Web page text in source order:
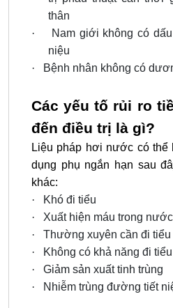
thân
·
Nam giới không có
niệu
·
Bệnh nhân không có
Các yếu tố rủi ro
đến điều trị là gì?
Liệu pháp hơi nước có thể
dụng phụ ngắn hạn sau
khác:
·
Khó đi tiểu
·
Xuất hiện máu trong
·
Thường xuyên cần đi tiểu
·
Không có khả năng đi tiểu
·
Giảm sản xuất tinh trùng
·
Nhiễm trùng đường tiết